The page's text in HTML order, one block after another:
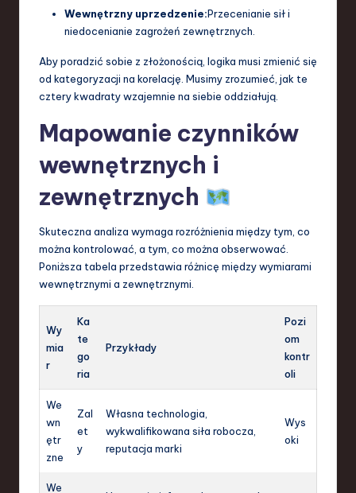
Wewnętrzny uprzedzenie:Przecenianie sił i
niedocenianie zagrożeń zewnętrznych.
Aby poradzić sobie z złożonością, logika musi zmienić się
od kategoryzacji na korelację. Musimy zrozumieć, jak te
cztery kwadraty wzajemnie na siebie oddziałują.
Mapowanie czynników
wewnętrznych i
zewnętrznych
Skuteczna analiza wymaga rozróżnienia między tym, co
można kontrolować, a tym, co można obserwować.
Poniższa tabela przedstawia różnicę między wymiarami
wewnętrznymi a zewnętrznymi.
Wy
mia
r
Ka
te
go
ria
Przykłady
Pozi
om
kontr
oli
We
wn
ętr
zne
Zal
et
y
Własna technologia,
wykwalifikowana siła robocza,
reputacja marki
Wys
oki
We